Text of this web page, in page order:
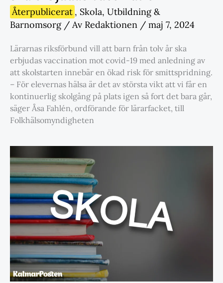
Återpublicerat , Skola, Utbildning &
Barnomsorg/ Av Redaktionen / maj 7, 2024
Lärarnas riksförbund vill att barn från tolv år ska
erbjudas vaccination mot covid-19 med anledning av
att skolstarten innebär en ökad risk för smittspridning.
– För elevernas hälsa är det av största vikt att vi får en
kontinuerlig skolgång på plats igen så fort det bara går,
säger Åsa Fahlén, ordförande för lärarfacket, till
Folkhälsomyndigheten